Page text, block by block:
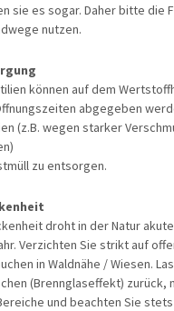
sie es sogar. Daher bitte die
nutzen.
können auf dem
abgegeben
(z.B. wegen starker
zu entsorgen.
droht in der Natur akute
Verzichten Sie strikt auf
in Waldnähe / Wiesen.
(Brennglaseffekt) zurück,
und beachten Sie